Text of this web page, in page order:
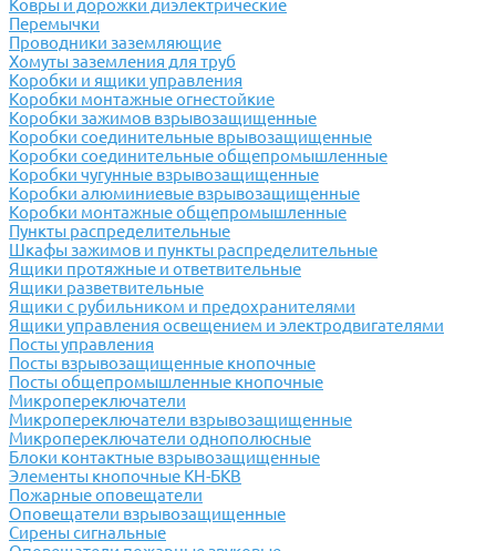
Ковры и дорожки диэлектрические
Перемычки
Проводники заземляющие
Хомуты заземления для труб
Коробки и ящики управления
Коробки монтажные огнестойкие
Коробки зажимов взрывозащищенные
Коробки соединительные врывозащищенные
Коробки соединительные общепромышленные
Коробки чугунные взрывозащищенные
Коробки алюминиевые взрывозащищенные
Коробки монтажные общепромышленные
Пункты распределительные
Шкафы зажимов и пункты распределительные
Ящики протяжные и ответвительные
Ящики разветвительные
Ящики с рубильником и предохранителями
Ящики управления освещением и электродвигателями
Посты управления
Посты взрывозащищенные кнопочные
Посты общепромышленные кнопочные
Микропереключатели
Микропереключатели взрывозащищенные
Микропереключатели однополюсные
Блоки контактные взрывозащищенные
Элементы кнопочные КН-БКВ
Пожарные оповещатели
Оповещатели взрывозащищенные
Сирены сигнальные